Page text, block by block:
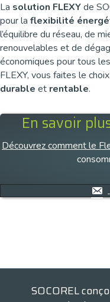
La solution FLEXYde
pour la flexibilité
l’équilibre du réseau, de
renouvelables et de
économiques pour tous
FLEXY, vous faites le
durable et rentable.
En savoir
Découvrez comment le
SOCOREL